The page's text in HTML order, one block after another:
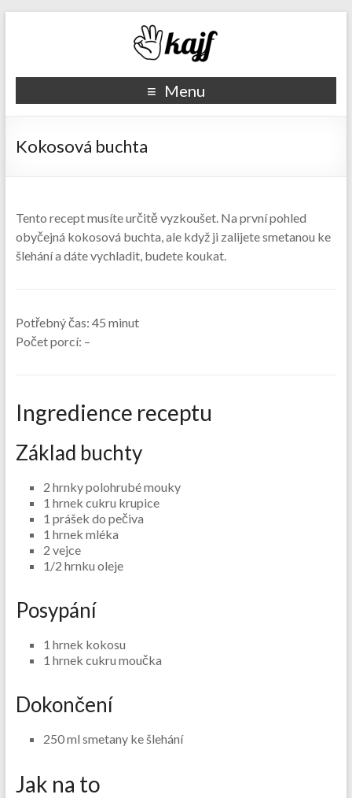
Recepty kajf.cz
Menu
Kokosová buchta
Tento recept musíte určitě vyzkoušet. Na první pohled
obyčejná kokosová buchta, ale když ji zalijete smetanou ke
šlehání a dáte vychladit, budete koukat.
Potřebný čas: 45 minut
Počet porcí: –
Ingredience receptu
Základ buchty
2 hrnky polohrubé mouky
1 hrnek cukru krupice
1 prášek do pečiva
1 hrnek mléka
2 vejce
1/2 hrnku oleje
Posypání
1 hrnek kokosu
1 hrnek cukru moučka
Dokončení
250 ml smetany ke šlehání
Jak na to